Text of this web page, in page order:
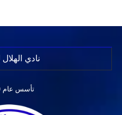
نادي الهلال
تأسس عام 1930